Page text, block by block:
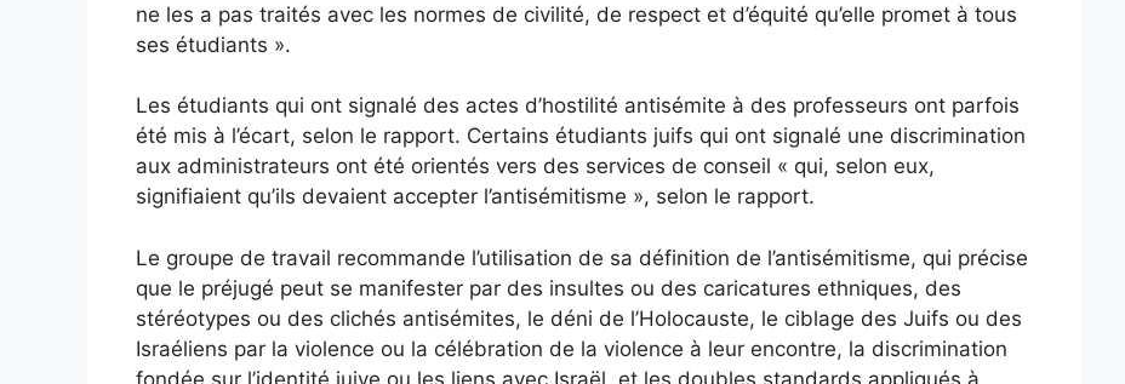
ne les a pas traités avec les normes de civilité, de respect et d’équité qu’elle promet à tous
ses étudiants ».
Les étudiants qui ont signalé des actes d’hostilité antisémite à des professeurs ont parfois
été mis à l’écart, selon le rapport. Certains étudiants juifs qui ont signalé une discrimination
aux administrateurs ont été orientés vers des services de conseil « qui, selon eux,
signifiaient qu’ils devaient accepter l’antisémitisme », selon le rapport.
Le groupe de travail recommande l’utilisation de sa définition de l’antisémitisme, qui précise
que le préjugé peut se manifester par des insultes ou des caricatures ethniques, des
stéréotypes ou des clichés antisémites, le déni de l’Holocauste, le ciblage des Juifs ou des
Israéliens par la violence ou la célébration de la violence à leur encontre, la discrimination
fondée sur l’identité juive ou les liens avec Israël, et les doubles standards appliqués à